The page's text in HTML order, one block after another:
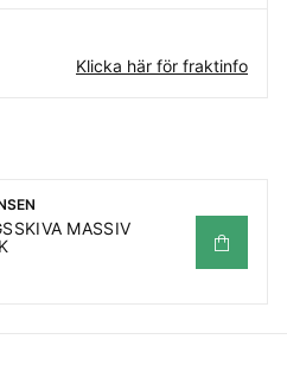
Klicka här för fraktinfo
MASSIV